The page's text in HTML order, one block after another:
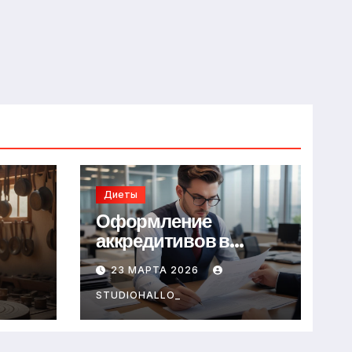
Диеты
Оформление
аккредитивов в
международной
торговле
23 МАРТА 2026
STUDIOHALLO_